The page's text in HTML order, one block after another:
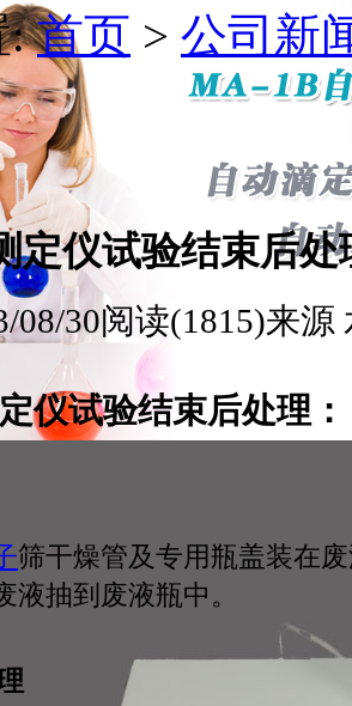
:首页 > 公司新
定仪试验结束后处
08/30阅读(1815)来源
仪试验结束后处理：
筛干燥管及专用瓶盖装在
液抽到废液瓶中。